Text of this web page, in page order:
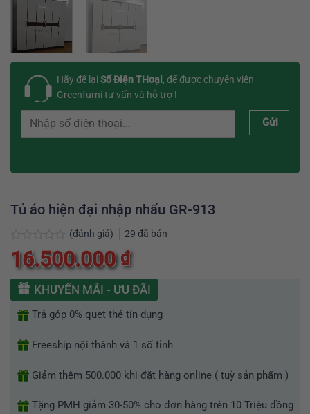
Hãy để lạiSố Điện THoại, để được chuyên viên
Greenfurni tư vấn và hỗ trợ !
Gửi
Tủ áo hiện đại nhập nhẩu GR-913
Được
xếp
hạng
(đánh giá) 29 đã bán
16.500.000₫
KHUYẾN MÃI - ƯU ĐÃI
Trả góp 0% quẹt thẻ tín dụng
Freeship nội thành và 1 số tỉnh
Giảm thêm 500.000 khi đặt hàng online ( tuỳ sản phẩm )
Tặng PMH giảm 30-50% cho đơn hàng trên 10 Triệu đồng